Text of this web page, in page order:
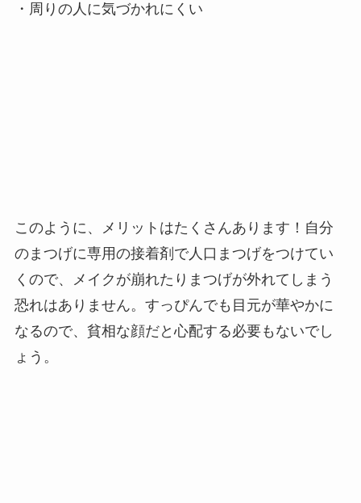
・周りの人に気づかれにくい
このように、メリットはたくさんあります！自分
のまつげに専用の接着剤で人口まつげをつけてい
くので、メイクが崩れたりまつげが外れてしまう
恐れはありません。すっぴんでも目元が華やかに
なるので、貧相な顔だと心配する必要もないでし
ょう。